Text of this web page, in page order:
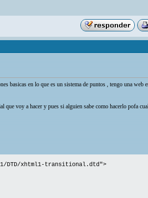
basicas en lo que es un sistema de puntos , tengo una web
voy a hacer y pues si alguien sabe como hacerlo pofa
DTD/xhtml1-transitional.dtd">